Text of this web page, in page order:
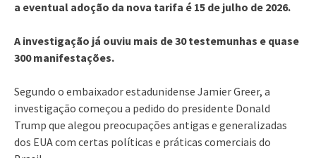
a eventual adoção da nova tarifa é 15 de julho de 2026.
A investigação já ouviu mais de 30 testemunhas e quase
300 manifestações.
Segundo o embaixador estadunidense Jamier Greer, a
investigação começou a pedido do presidente Donald
Trump que alegou preocupações antigas e generalizadas
dos EUA com certas políticas e práticas comerciais do